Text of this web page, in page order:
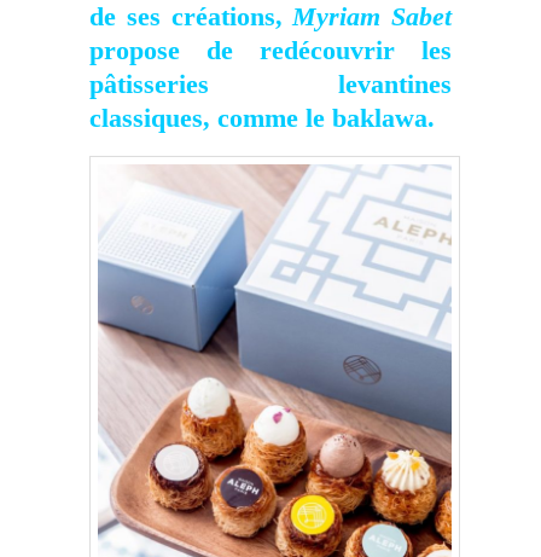
de ses créations, Myriam Sabet
propose de redécouvrir les
pâtisseries levantines
classiques, comme le baklawa.